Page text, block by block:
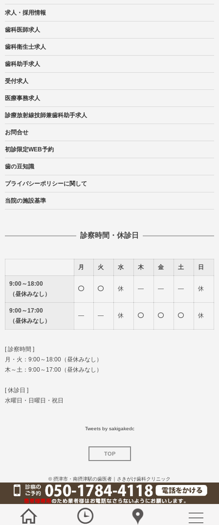
求人・採用情報
歯科医師求人
歯科衛生士求人
歯科助手求人
受付求人
医療事務求人
診療放射線技師兼歯科助手求人
お問合せ
初診限定WEB予約
歯の豆知識
プライバシーポリシーに関して
当院の施設基準
診察時間・休診日
月 火 水 木 金 土 日
9:00～18:00
（昼休みなし）
休 ― ― ― 休
9:00～17:00
（昼休みなし）
― ― 休 休
[ 診察時間 ]
月・火：9:00～18:00（昼休みなし）
木～土：9:00～17:00（昼休みなし）
[ 休診日 ]
水曜日・日曜日・祝日
Tweets by sakigakedc
TOP
©摂津市・南摂津駅の歯医者｜さきがけ歯科クリニック